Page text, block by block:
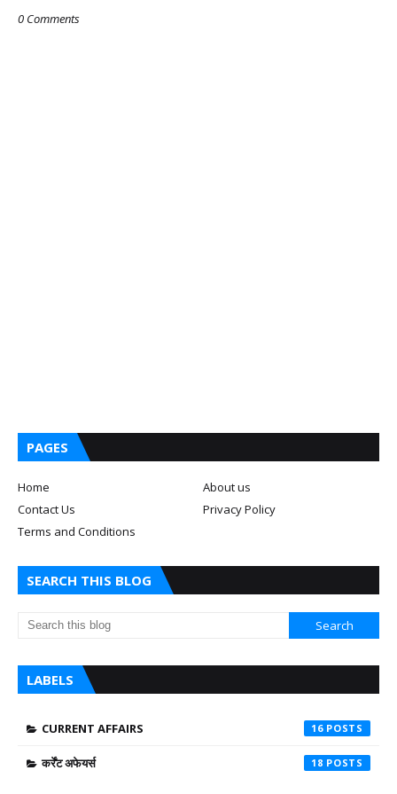
0 Comments
PAGES
Home
About us
Contact Us
Privacy Policy
Terms and Conditions
SEARCH THIS BLOG
LABELS
CURRENT AFFAIRS 16
कर्रेंट अफेयर्स 18